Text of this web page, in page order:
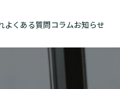
よくある質問コラムお知らせ